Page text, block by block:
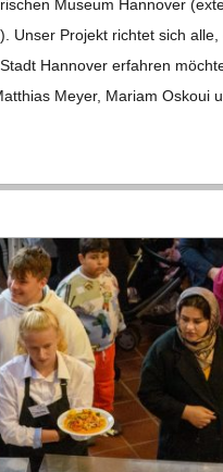
Museum Han­no­ver
Unser Pro­jekt rich­tet sich
Han­no­ver erfah­ren
Meyer, Mariam Oskoui